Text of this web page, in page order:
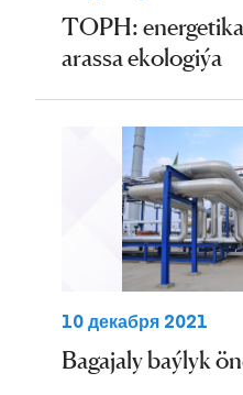
TOPH:
arassa ekologiýa
10 декабря 2021
Bagajaly baýlyk